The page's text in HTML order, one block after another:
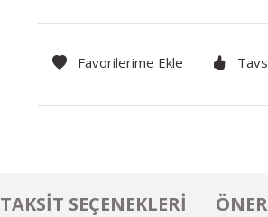
TAKSIT SEÇENEKLERI